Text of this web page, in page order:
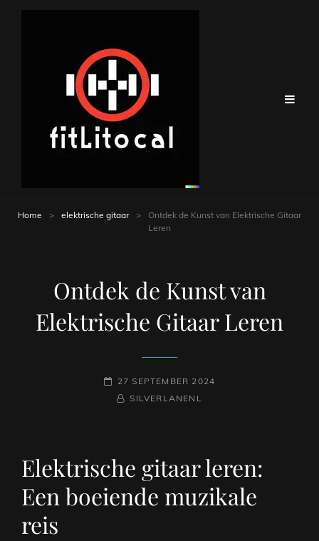
Home > elektrische gitaar >
Ontdek de Kunst van Elektrische Gitaar
Leren
Ontdek de Kunst van
Elektrische Gitaar Leren
GEPLAATST
OP
27 SEPTEMBER 2024
NAAMREGEL
BYLINE
SILVERLANENL
Elektrische gitaar leren:
Een boeiende muzikale
reis